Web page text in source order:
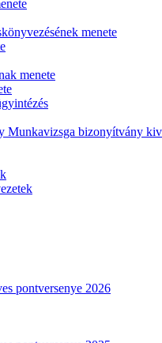
menete
menete
Munkavizsga bizonyítvány
pontversenye 2026